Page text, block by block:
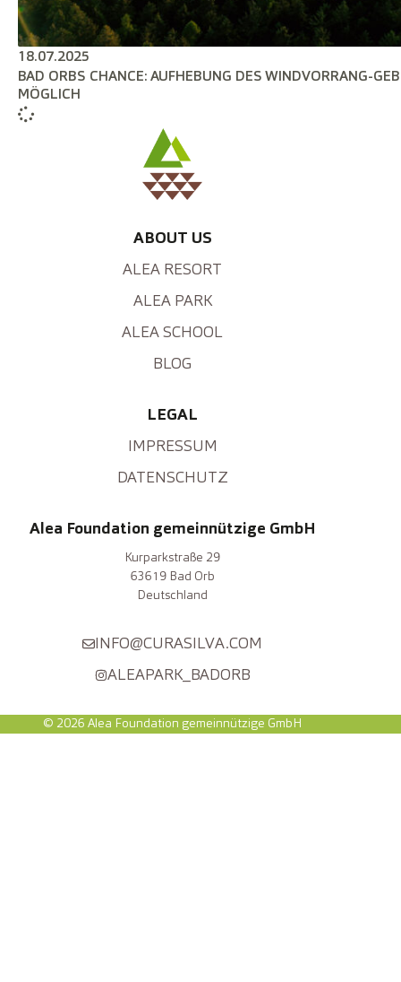
18.07.2025
BAD ORBS CHANCE: AUFHEBUNG DES WINDVORRANG-
MÖGLICH
ABOUT US
ALEA RESORT
ALEA PARK
ALEA SCHOOL
BLOG
LEGAL
IMPRESSUM
DATENSCHUTZ
Alea Foundation gemeinnützige GmbH
Kurparkstraße 29
63619 Bad Orb
Deutschland
INFO@CURASILVA.COM
ALEAPARK_BADORB
© 2026 Alea Foundation gemeinnützige GmbH